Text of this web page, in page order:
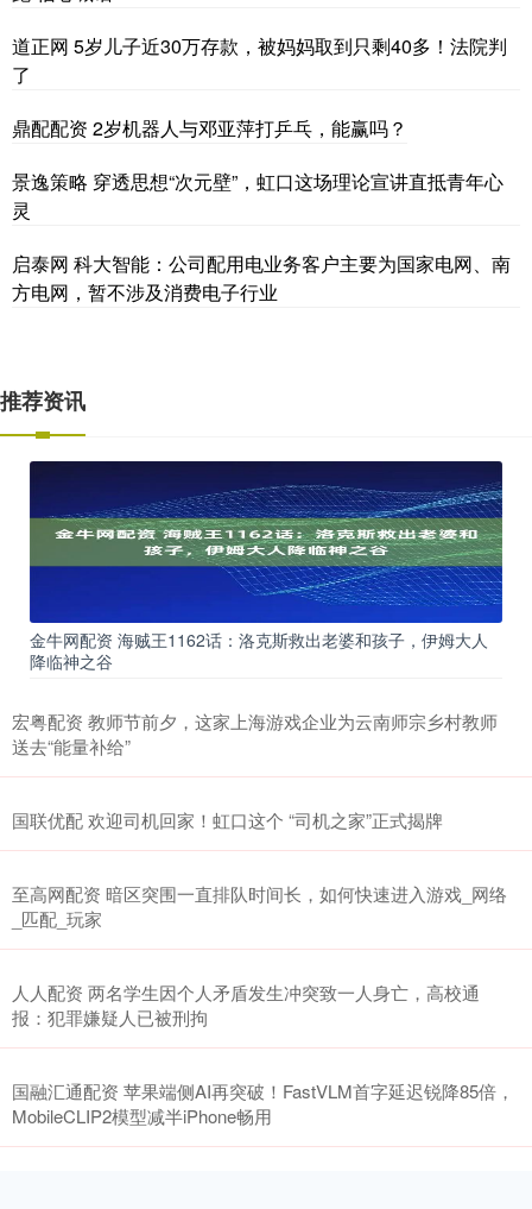
道正网 5岁儿子近30万存款，被妈妈取到只剩40多！法院判
了
鼎配配资 2岁机器人与邓亚萍打乒乓，能赢吗？
景逸策略 穿透思想“次元壁”，虹口这场理论宣讲直抵青年心
灵
启泰网 科大智能：公司配用电业务客户主要为国家电网、南
方电网，暂不涉及消费电子行业
推荐资讯
金牛网配资 海贼王1162话：洛克斯救出老婆和孩子，伊姆大人
降临神之谷
宏粤配资 教师节前夕，这家上海游戏企业为云南师宗乡村教师
送去“能量补给”
国联优配 欢迎司机回家！虹口这个 “司机之家”正式揭牌
至高网配资 暗区突围一直排队时间长，如何快速进入游戏_网络
_匹配_玩家
人人配资 两名学生因个人矛盾发生冲突致一人身亡，高校通
报：犯罪嫌疑人已被刑拘
国融汇通配资 苹果端侧AI再突破！FastVLM首字延迟锐降85倍，
MobileCLIP2模型减半iPhone畅用